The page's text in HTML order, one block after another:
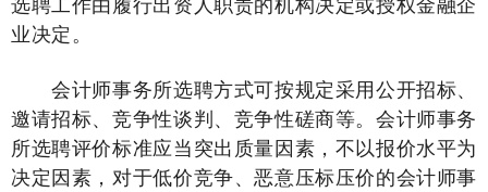
业决定。
会计师事务所选聘方式可按规定采用公开招标、
邀请招标、竞争性谈判、竞争性磋商等。会计师事务
所选聘评价标准应当突出质量因素，不以报价水平为
决定因素，对于低价竞争、恶意压标压价的会计师事